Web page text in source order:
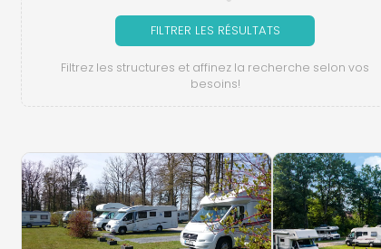
FILTRER LES RÉSULTATS
Filtrez les structures et affinez la recherche selon vos
besoins!